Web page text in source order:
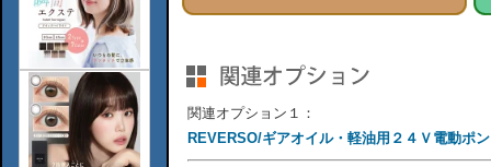
関連オプション１：
REVERSO/ギアオイル・軽油用２４Ｖ電動ポ